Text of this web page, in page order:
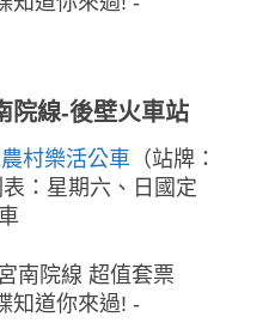
院線-後壁火車站
村樂活公車 （站牌：
：星期六、日國定